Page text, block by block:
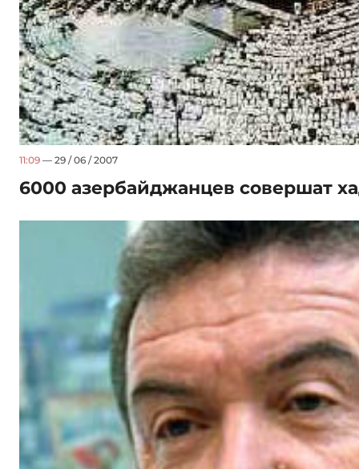
11:09 — 29 / 06 / 2007
6000 азербайджанцев совершат